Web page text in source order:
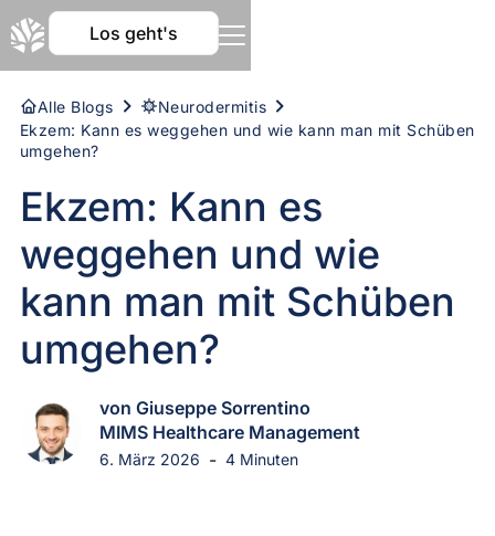
Los geht's
Alle Blogs
Neurodermitis
Ekzem: Kann es weggehen und wie kann man mit Schüben
umgehen?
Ekzem: Kann es
weggehen und wie
kann man mit Schüben
umgehen?
von Giuseppe Sorrentino
MIMS Healthcare Management
6. März 2026 - 4 Minuten